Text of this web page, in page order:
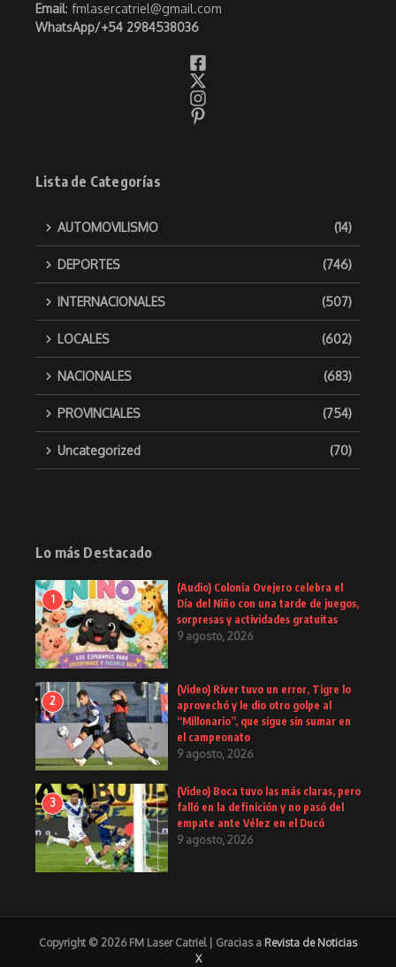
Email: fmlasercatriel@gmail.com
WhatsApp/+54 2984538036
Lista de Categorías
AUTOMOVILISMO (14)
DEPORTES (746)
INTERNACIONALES (507)
LOCALES (602)
NACIONALES (683)
PROVINCIALES (754)
Uncategorized (70)
Lo más Destacado
1
(Audio) Colonia Ovejero celebra el
Día del Niño con una tarde de juegos,
sorpresas y actividades gratuitas
9 agosto, 2026
2
(Video) River tuvo un error, Tigre lo
aprovechó y le dio otro golpe al
“Millonario”, que sigue sin sumar en
el campeonato
9 agosto, 2026
3
(Video) Boca tuvo las más claras, pero
falló en la definición y no pasó del
empate ante Vélez en el Ducó
9 agosto, 2026
Copyright © 2026 FM Laser Catriel | Gracias a Revista de Noticias
X